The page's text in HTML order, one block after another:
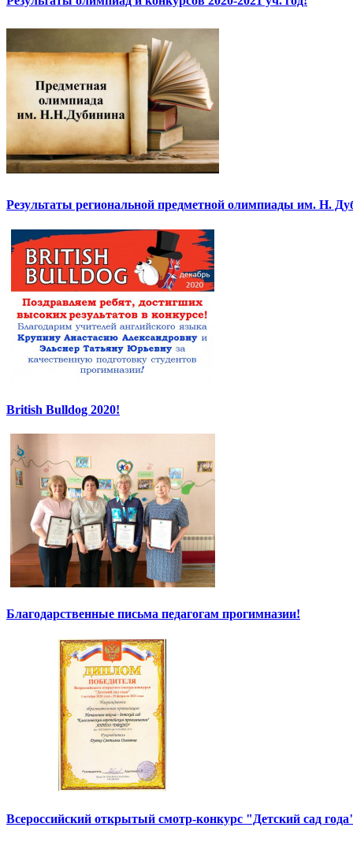
Результаты региональной предметной олимпиады им. Н.
British Bulldog 2020!
Благодарственные письма педагогам прогимназии!
Всероссийский открытый смотр-конкурс "Детский сад